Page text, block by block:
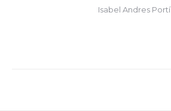
Isabel Andres Portí